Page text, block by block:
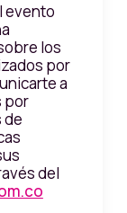
evento
los
por
a
por
de
del